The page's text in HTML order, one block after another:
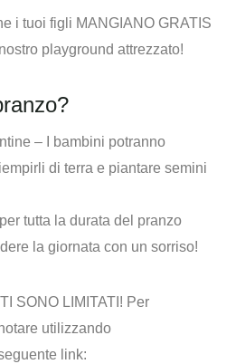
i tuoi figli MANGIANO GRATIS
playground attrezzato!
– I bambini potranno
di terra e piantare semini
tutta la durata del pranzo
la giornata con un sorriso!
SONO LIMITATI! Per
utilizzando
link: